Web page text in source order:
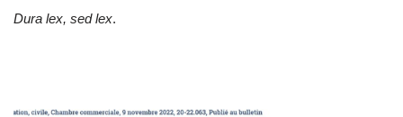
Dura lex, sed lex.